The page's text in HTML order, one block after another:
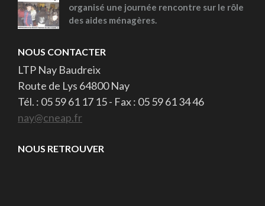
organisé une journée rencontre sur le rôle
des aides ménagères.
NOUS CONTACTER
LTP Nay Baudreix
Route de Lys 64800 Nay
Tél. : 05 59 61 17 15 - Fax : 05 59 61 34 46
nay@cneap.fr
NOUS RETROUVER